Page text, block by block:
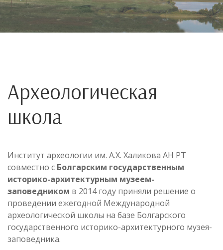
Археологическая
школа
Институт археологии им. А.Х. Халикова АН РТ
совместно с Болгарским государственным
историко-архитектурным музеем-
заповедником в 2014 году приняли решение о
проведении ежегодной Международной
археологической школы на базе Болгарского
государственного историко-архитектурного музея-
заповедника.